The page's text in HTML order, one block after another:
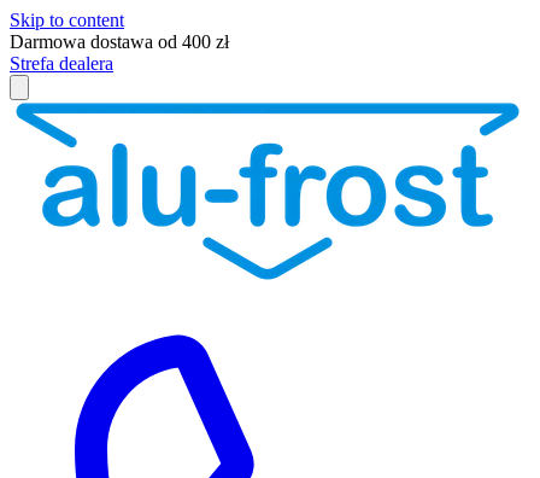
Skip to content
Darmowa dostawa od 400 zł
Strefa dealera